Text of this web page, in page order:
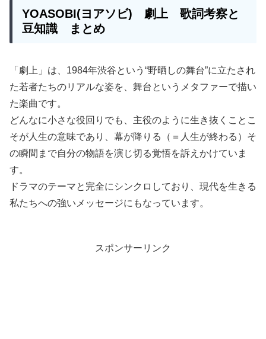
YOASOBI(ヨアソビ) 劇上 歌詞考察と
豆知識 まとめ
「劇上」は、1984年渋谷という“野晒しの舞台”に立たされ
た若者たちのリアルな姿を、舞台というメタファーで描い
た楽曲です。
どんなに小さな役回りでも、主役のように生き抜くことこ
そが人生の意味であり、幕が降りる（＝人生が終わる）そ
の瞬間まで自分の物語を演じ切る覚悟を訴えかけていま
す。
ドラマのテーマと完全にシンクロしており、現代を生きる
私たちへの強いメッセージにもなっています。
スポンサーリンク